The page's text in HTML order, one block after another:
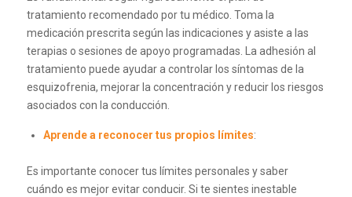
tratamiento recomendado por tu médico. Toma la
medicación prescrita según las indicaciones y asiste a las
terapias o sesiones de apoyo programadas. La adhesión al
tratamiento puede ayudar a controlar los síntomas de la
esquizofrenia, mejorar la concentración y reducir los riesgos
asociados con la conducción.
Aprende a reconocer tus propios límites:
Es importante conocer tus límites personales y saber
cuándo es mejor evitar conducir. Si te sientes inestable